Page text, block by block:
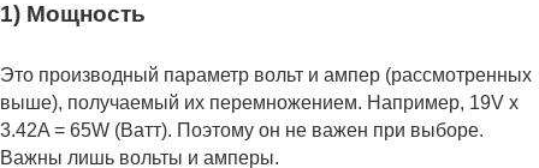
1) Мощность
Это производный параметр вольт и ампер (рассмотренных
выше), получаемый их перемножением. Например, 19V x
3.42A = 65W (Ватт). Поэтому он не важен при выборе.
Важны лишь вольты и амперы.